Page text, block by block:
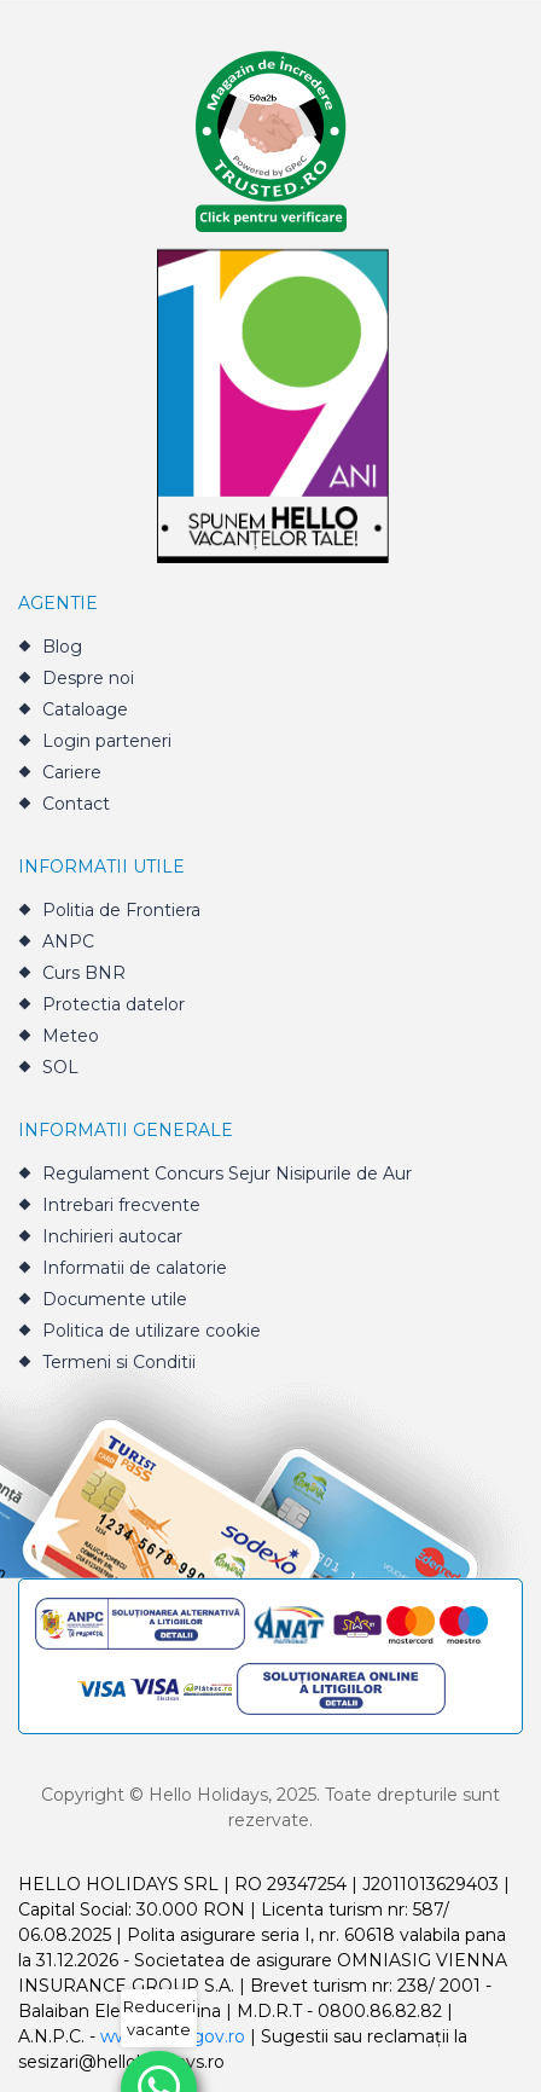
AGENTIE
Blog
Despre noi
Cataloage
Login parteneri
Cariere
Contact
INFORMATII UTILE
Politia de Frontiera
ANPC
Curs BNR
Protectia datelor
Meteo
SOL
INFORMATII GENERALE
Regulament Concurs Sejur Nisipurile de Aur
Intrebari frecvente
Inchirieri autocar
Informatii de calatorie
Documente utile
Politica de utilizare cookie
Termeni si Conditii
Copyright © Hello Holidays, 2025. Toate drepturile sunt
rezervate.
HELLO HOLIDAYS SRL | RO 29347254 | J2011013629403 |
Capital Social: 30.000 RON | Licenta turism nr: 587/
06.08.2025 | Polita asigurare seria I, nr. 60618 valabila pana
la 31.12.2026 - Societatea de asigurare OMNIASIG VIENNA
INSURANCE GROUP S.A. | Brevet turism nr: 238/ 2001 -
Balaiban Elena Madalina | M.D.R.T - 0800.86.82.82 |
A.N.P.C. - www.anpc.gov.ro | Sugestii sau reclamații la
sesizari@helloholidays.ro
Reduceri
vacante